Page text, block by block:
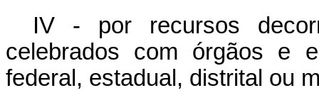
IV - por recursos
celebrados com órgãos e
federal, estadual, distrital ou